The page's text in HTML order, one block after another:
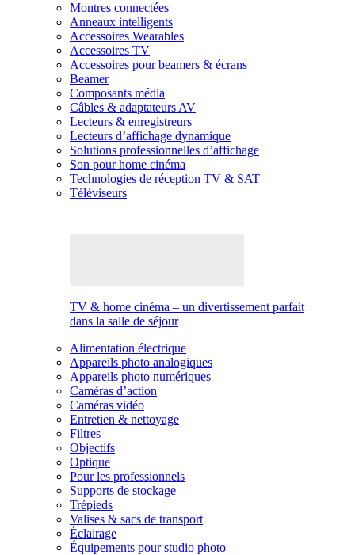
Montres connectées
Anneaux intelligents
Accessoires Wearables
Accessoires TV
Accessoires pour beamers & écrans
Beamer
Composants média
Câbles & adaptateurs AV
Lecteurs & enregistreurs
Lecteurs d’affichage dynamique
Solutions professionnelles d’affichage
Son pour home cinéma
Technologies de réception TV & SAT
Téléviseurs
TV & home cinéma – un divertissement parfait
dans la salle de séjour
Alimentation électrique
Appareils photo analogiques
Appareils photo numériques
Caméras d’action
Caméras vidéo
Entretien & nettoyage
Filtres
Objectifs
Optique
Pour les professionnels
Supports de stockage
Trépieds
Valises & sacs de transport
Éclairage
Équipements pour studio photo